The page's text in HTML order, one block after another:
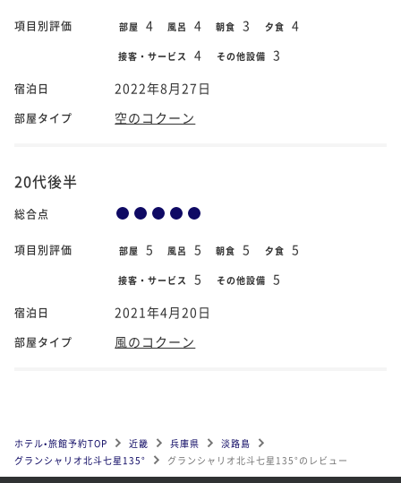
項目別評価 部屋 4 風呂 4 朝食 3 夕食 4
接客・サービス 4 その他設備 3
宿泊日 2022年8月27日
部屋タイプ 空のコクーン
20代後半
総合点
項目別評価 部屋 5 風呂 5 朝食 5 夕食 5
接客・サービス 5 その他設備 5
宿泊日 2021年4月20日
部屋タイプ 風のコクーン
ホテル•旅館予約TOP 近畿 兵庫県
淡路島
グランシャリオ北斗七星135°
グランシャリオ北斗七星135°のレビュー